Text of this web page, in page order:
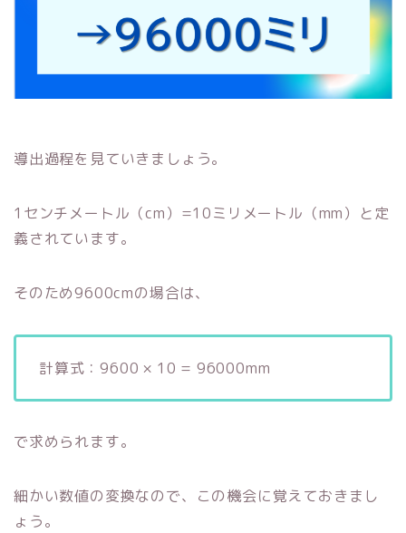
導出過程を見ていきましょう。
1センチメートル（cm）=10ミリメートル（mm）と定
義されています。
そのため9600cmの場合は、
計算式：9600 × 10 = 96000mm
で求められます。
細かい数値の変換なので、この機会に覚えておきまし
ょう。